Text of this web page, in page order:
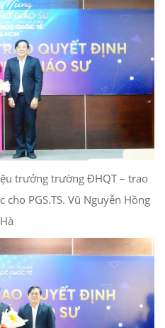
trưởng trường ĐHQT – trao
PGS.TS. Vũ Nguyễn Hồng
Hà